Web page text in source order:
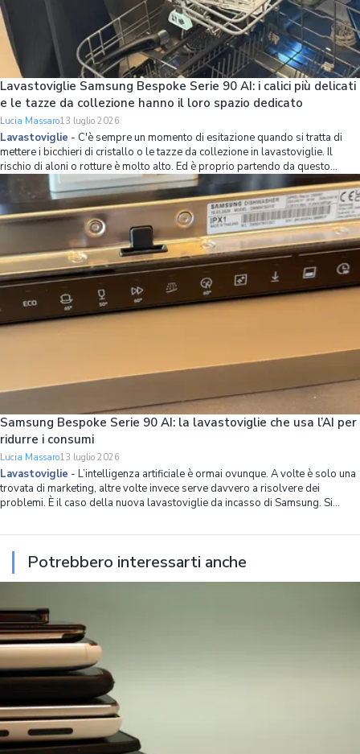
Lavastoviglie Samsung Bespoke Serie 90 AI: i calici più delicati
e le tazze da collezione hanno il loro spazio dedicato
Lucia Massaro13 luglio 2026
Lavastoviglie - C'è sempre un momento di esitazione quando si tratta di
mettere i bicchieri di cristallo o le tazze da collezione in lavastoviglie. Il
rischio di aloni o rotture è molto alto. Ed è proprio partendo da questo
problema che Samsung ha ripensato l’organizzazione dello spazio interno
della lavastov
Samsung Bespoke Serie 90 AI: la lavastoviglie che usa l’AI per
ridurre i consumi
Lucia Massaro13 luglio 2026
Lavastoviglie - L’intelligenza artificiale è ormai ovunque. A volte è solo una
trovata di marketing, altre volte invece serve davvero a risolvere dei
problemi. È il caso della nuova lavastoviglie da incasso di Samsung. Si
modo capillare
Potrebbero interessarti anche